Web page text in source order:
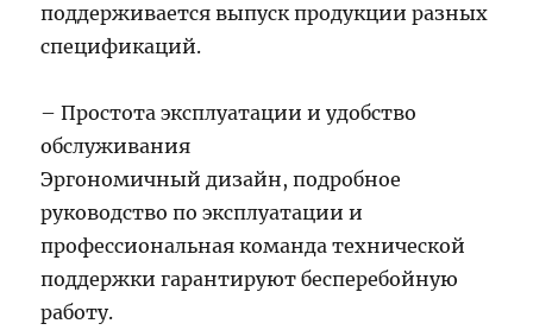
поддерживается выпуск продукции разных
спецификаций.
– Простота эксплуатации и удобство
обслуживания
Эргономичный дизайн, подробное
руководство по эксплуатации и
профессиональная команда технической
поддержки гарантируют бесперебойную
работу.